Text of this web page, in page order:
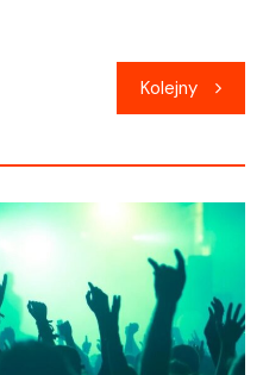
Kolejny